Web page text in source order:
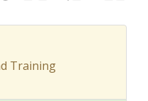
Training